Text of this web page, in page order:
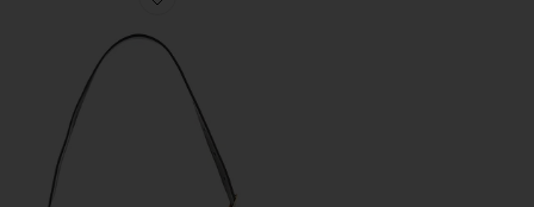
Favorite VEGA 미니 숄더백